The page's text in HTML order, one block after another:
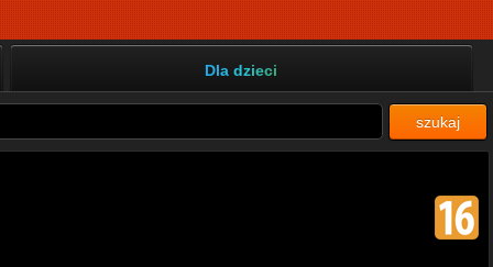
Dla dzieci
szukaj